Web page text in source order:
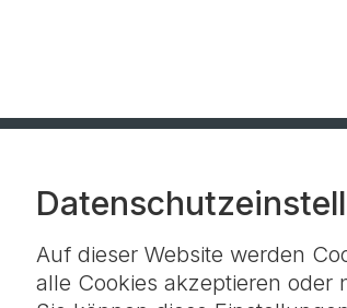
Keller GmbH +
Ansprechpartner
Ihr Weg zu uns
Auf dieser Website werden
alle Cookies akzeptieren oder